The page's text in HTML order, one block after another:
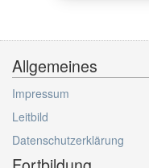
Allgemeines
Impressum
Leitbild
Datenschutzerklärung